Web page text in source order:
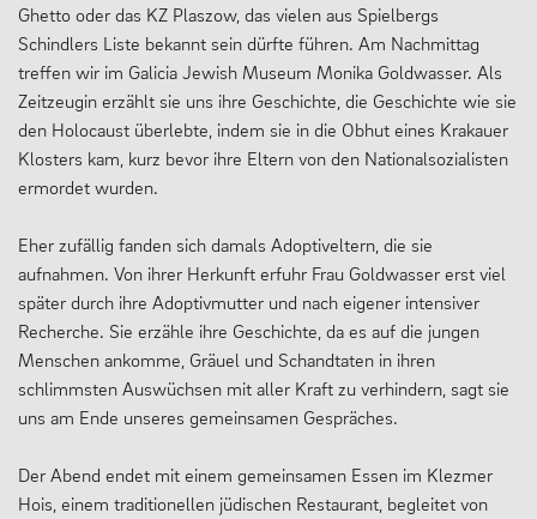
Ghetto oder das KZ Plaszow, das vielen aus Spielbergs
Schindlers Liste bekannt sein dürfte führen. Am Nachmittag
treffen wir im Galicia Jewish Museum Monika Goldwasser. Als
Zeitzeugin erzählt sie uns ihre Geschichte, die Geschichte wie sie
den Holocaust überlebte, indem sie in die Obhut eines Krakauer
Klosters kam, kurz bevor ihre Eltern von den Nationalsozialisten
ermordet wurden.
Eher zufällig fanden sich damals Adoptiveltern, die sie
aufnahmen. Von ihrer Herkunft erfuhr Frau Goldwasser erst viel
später durch ihre Adoptivmutter und nach eigener intensiver
Recherche. Sie erzähle ihre Geschichte, da es auf die jungen
Menschen ankomme, Gräuel und Schandtaten in ihren
schlimmsten Auswüchsen mit aller Kraft zu verhindern, sagt sie
uns am Ende unseres gemeinsamen Gespräches.
Der Abend endet mit einem gemeinsamen Essen im Klezmer
Hois, einem traditionellen jüdischen Restaurant, begleitet von